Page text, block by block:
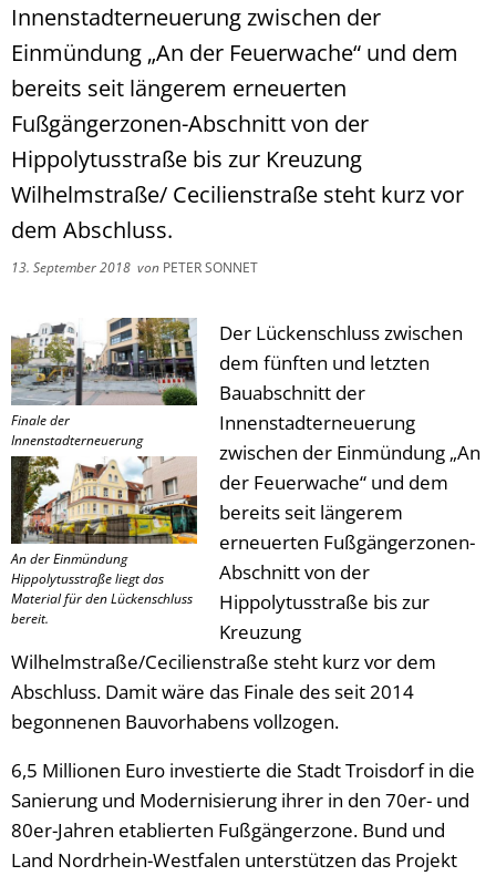
Innenstadterneuerung zwischen der
Einmündung „An der Feuerwache“ und dem
bereits seit längerem erneuerten
Fußgängerzonen-Abschnitt von der
Hippolytusstraße bis zur Kreuzung
Wilhelmstraße/ Cecilienstraße steht kurz vor
dem Abschluss.
13. September 2018 von PETER SONNET
Finale der
Innenstadterneuerung
An der Einmündung
Hippolytusstraße liegt das
Material für den Lückenschluss
bereit.
Der Lückenschluss zwischen
dem fünften und letzten
Bauabschnitt der
Innenstadterneuerung
zwischen der Einmündung „An
der Feuerwache“ und dem
bereits seit längerem
erneuerten Fußgängerzonen-
Abschnitt von der
Hippolytusstraße bis zur
Kreuzung
Wilhelmstraße/Cecilienstraße steht kurz vor dem
Abschluss. Damit wäre das Finale des seit 2014
begonnenen Bauvorhabens vollzogen.
6,5 Millionen Euro investierte die Stadt Troisdorf in die
Sanierung und Modernisierung ihrer in den 70er- und
80er-Jahren etablierten Fußgängerzone. Bund und
Land Nordrhein-Westfalen unterstützen das Projekt